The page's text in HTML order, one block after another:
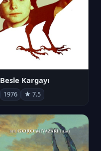
Besle Kargayı
1976 ★ 7.5